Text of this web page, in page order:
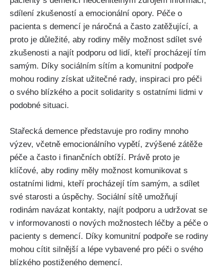
sdílení zkušeností a emocionální opory. Péče o
pacienta s demencí je náročná a často zatěžující, a
proto je důležité, aby rodiny měly možnost sdílet své
zkušenosti a najít podporu od lidí, kteří procházejí tím
samým. Díky sociálním sítím a komunitní podpoře
mohou rodiny získat užitečné rady, inspiraci pro péči
o svého blízkého a pocit solidarity s ostatními lidmi v
podobné situaci.
Stařecká demence představuje pro rodiny mnoho
výzev, včetně emocionálního vypětí, zvýšené zátěže
péče a často i finančních obtíží. Právě proto je
klíčové, aby rodiny měly možnost komunikovat s
ostatními lidmi, kteří procházejí tím samým, a sdílet
své starosti a úspěchy. Sociální sítě umožňují
rodinám navázat kontakty, najít podporu a udržovat se
v informovanosti o nových možnostech léčby a péče o
pacienty s demencí. Díky komunitní podpoře se rodiny
mohou cítit silnější a lépe vybavené pro péči o svého
blízkého postiženého demencí.